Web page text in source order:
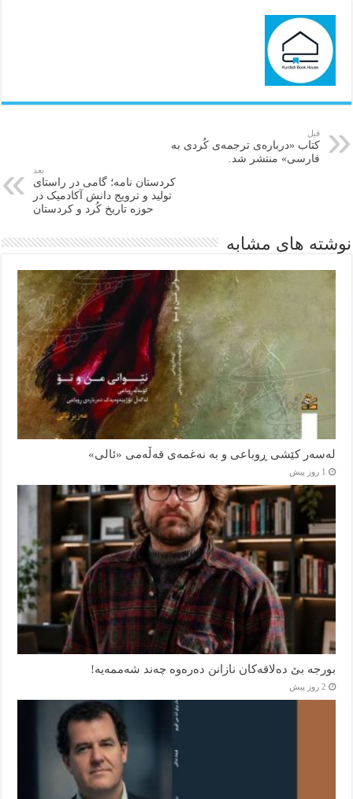
قبل
کتاب «دربارەی ترجمەی کُردی بە
فارسی» منتشر شد.
بعد
کردستان‌ نامه؛ گامی در راستای
تولید و ترویج دانش آکادمیک در
حوزه تاریخ کُرد و کردستان
نوشته های مشابه
لەسەر کێشی ڕوباعی و به نەغمەی قەڵەمی «ئالی»
1 روز پیش
بورجە بێ دەلاقەکان نازانن دەرەوە چەند شەممەیە!
2 روز پیش